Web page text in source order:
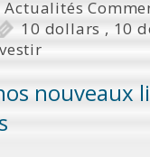
Actualités
10 dollars , 10
nouveaux